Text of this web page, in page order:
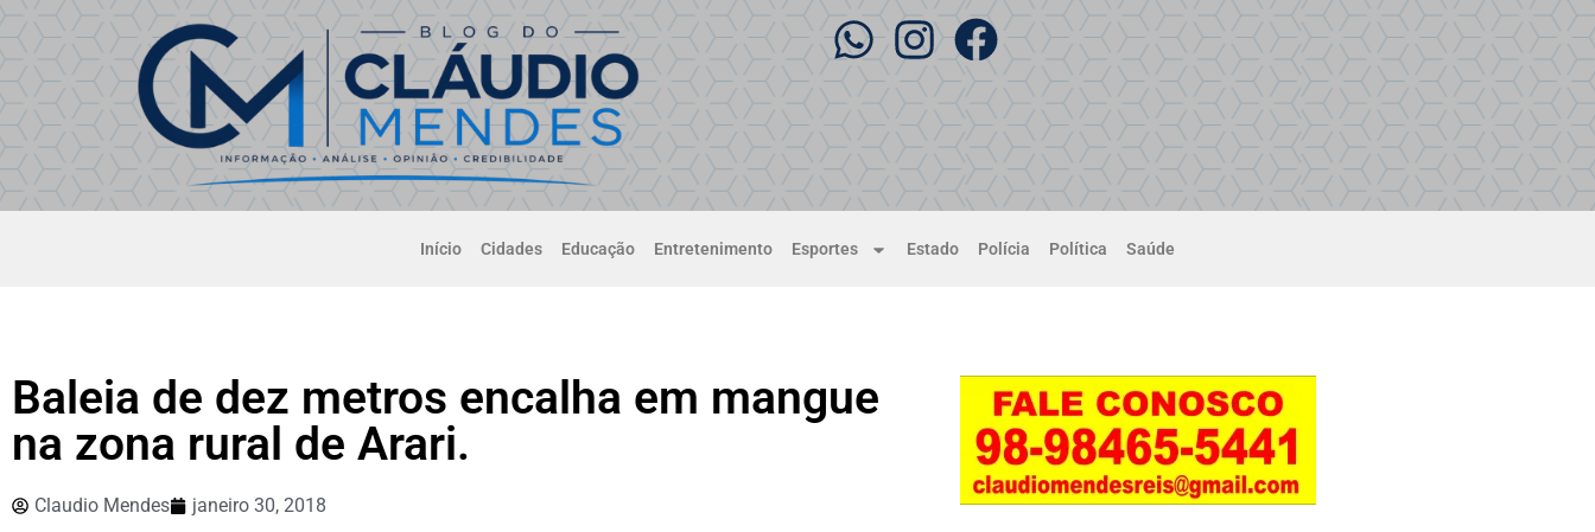
Início Cidades Educação Entretenimento Esportes Estado Polícia Política Saúde
Baleia de dez metros encalha em mangue
na zona rural de Arari.
Claudio Mendes janeiro 30, 2018